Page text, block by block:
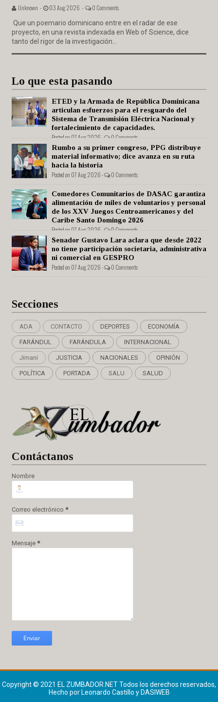
Unknown - 03 Aug 2026 - 0 Comments
Que un poemario dominicano entre en el radar de ese
proyecto, en una revista indexada en Web of Science, dice
tanto del rigor de la investigación...
Lo que esta pasando
ETED y la Armada de República Dominicana
articulan esfuerzos para el resguardo del
Sistema de Transmisión Eléctrica Nacional y
fortalecimiento de capacidades.
Posted on 07 Aug 2026 - 0 Comments
Rumbo a su primer congreso, PPG distribuye
material informativo; dice avanza en su ruta
hacia la historia
Posted on 07 Aug 2026 - 0 Comments
Comedores Comunitarios de DASAC garantiza
alimentación de miles de voluntarios y personal
de los XXV Juegos Centroamericanos y del
Caribe Santo Domingo 2026
Posted on 07 Aug 2026 - 0 Comments
Senador Gustavo Lara aclara que desde 2022
no tiene participación societaria, administrativa
ni comercial en GESPRO
Posted on 07 Aug 2026 - 0 Comments
Secciones
ADA CONTACTO DEPORTES ECONOMÍA
FARÁNDUL FARÁNDULA INTERNACIONAL
Jimani JUSTICIA NACIONALES OPINIÓN
POLÍTICA PORTADA SALU SALUD
Contáctanos
Nombre
Correo electrónico *
Mensaje *
Copyright © 2021 EL ZUMBADOR.NETTodos los derechos reservados,
Hecho por Leonardo Castillo y DASIWEB